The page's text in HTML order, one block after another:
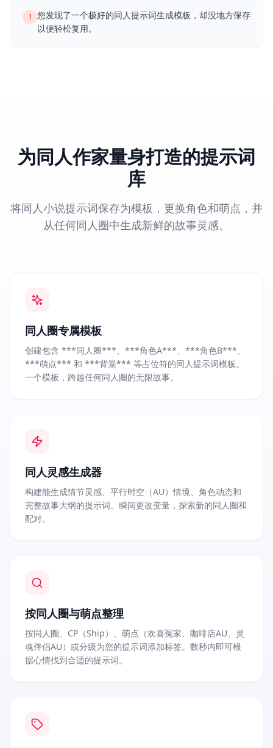
!
您发现了一个极好的同人提示词生成模板，却没地方保存
以便轻松复用。
为同人作家量身打造的提示词
库
将同人小说提示词保存为模板，更换角色和萌点，并
从任何同人圈中生成新鲜的故事灵感。
同人圈专属模板
创建包含 ***同人圈***、***角色A***、***角色B***、
***萌点*** 和 ***背景*** 等占位符的同人提示词模板。
一个模板，跨越任何同人圈的无限故事。
同人灵感生成器
构建能生成情节灵感、平行时空（AU）情境、角色动态和
完整故事大纲的提示词。瞬间更改变量，探索新的同人圈和
配对。
按同人圈与萌点整理
按同人圈、CP（Ship）、萌点（欢喜冤家、咖啡店AU、灵
魂伴侣AU）或分级为您的提示词添加标签。数秒内即可根
据心情找到合适的提示词。